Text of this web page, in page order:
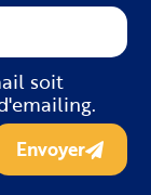
soit
Envoyer